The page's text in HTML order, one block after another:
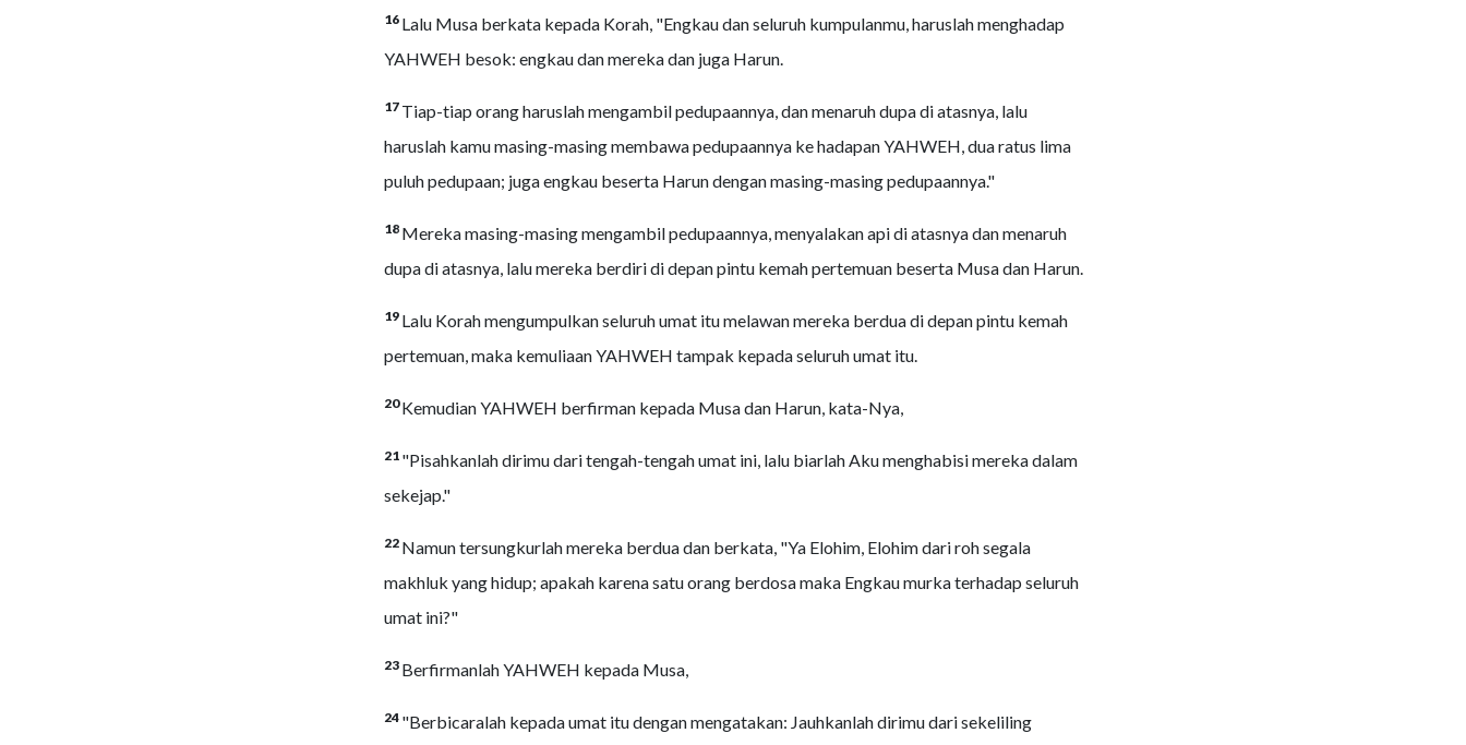
16 Lalu Musa berkata kepada Korah, "Engkau dan seluruh kumpulanmu, haruslah menghadap
YAHWEH besok: engkau dan mereka dan juga Harun.
17 Tiap-tiap orang haruslah mengambil pedupaannya, dan menaruh dupa di atasnya, lalu
haruslah kamu masing-masing membawa pedupaannya ke hadapan YAHWEH, dua ratus lima
puluh pedupaan; juga engkau beserta Harun dengan masing-masing pedupaannya."
18 Mereka masing-masing mengambil pedupaannya, menyalakan api di atasnya dan menaruh
dupa di atasnya, lalu mereka berdiri di depan pintu kemah pertemuan beserta Musa dan Harun.
19 Lalu Korah mengumpulkan seluruh umat itu melawan mereka berdua di depan pintu kemah
pertemuan, maka kemuliaan YAHWEH tampak kepada seluruh umat itu.
20Kemudian YAHWEH berfirman kepada Musa dan Harun, kata-Nya,
21 "Pisahkanlah dirimu dari tengah-tengah umat ini, lalu biarlah Aku menghabisi mereka dalam
sekejap."
22 Namun tersungkurlah mereka berdua dan berkata, "Ya Elohim, Elohim dari roh segala
makhluk yang hidup; apakah karena satu orang berdosa maka Engkau murka terhadap seluruh
umat ini?"
23 Berfirmanlah YAHWEH kepada Musa,
24 "Berbicaralah kepada umat itu dengan mengatakan: Jauhkanlah dirimu dari sekeliling